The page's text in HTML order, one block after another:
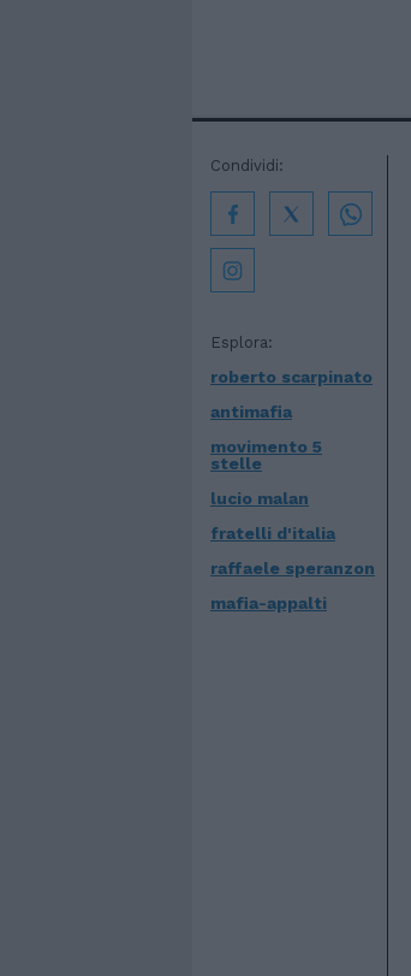
Esplora:
roberto scarpinato
antimafia
movimento 5
stelle
lucio malan
fratelli d'italia
raffaele speranzon
mafia-appalti
Condividi: